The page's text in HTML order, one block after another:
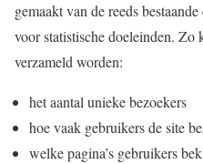
gemaakt van de reeds
voor statistische doeleinden. Zo
verzameld worden:
het aantal unieke bezoekers
hoe vaak gebruikers de site
welke pagina’s gebruikers